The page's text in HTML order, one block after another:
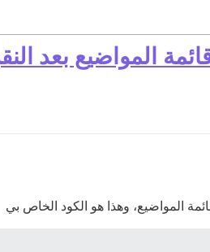
المواضيع بعد
المواضيع، وهذا هو الكود الخاص بي